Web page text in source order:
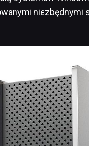
niezbędnymi